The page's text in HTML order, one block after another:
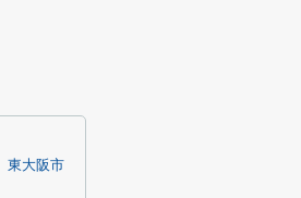
東大阪市